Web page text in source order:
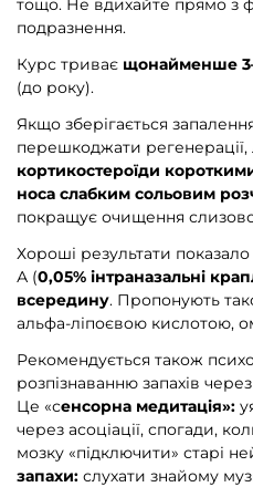
тощо. Не вдихайте прямо з
подразнення.
Курс триває щонайменше
(до року).
Якщо зберігається
перешкоджати регенерації,
кортикостероїди
носа слабким сольовим
покращує очищення
Хороші результати показало
А (0,05% інтраназальні
всередину. Пропонують
альфа-ліпоєвою кислотою,
Рекомендується також
розпізнаванню запахів через
Це «сенсорна медитація»:
через асоціації, спогади,
мозку «підключити» старі
запахи: слухати знайому